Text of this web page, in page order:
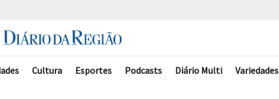
Cultura Esportes Podcasts Diário Multi Variedades